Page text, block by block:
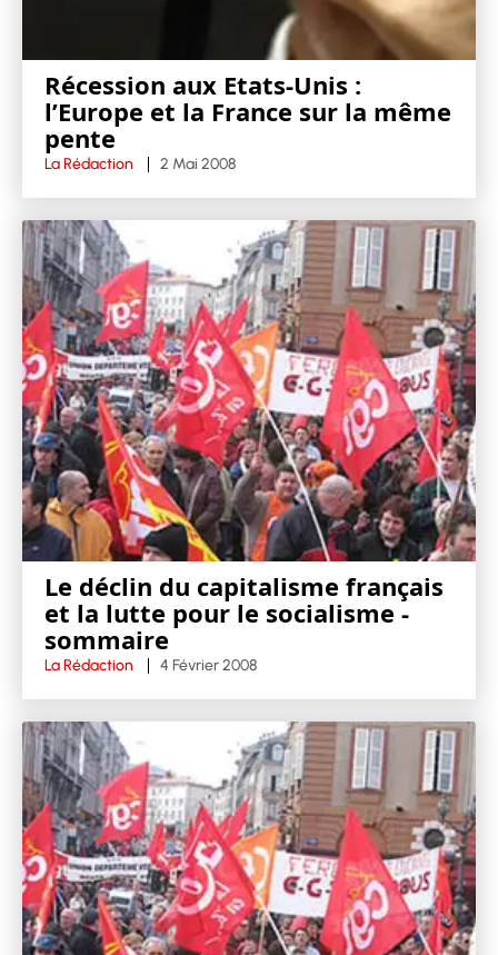
Récession aux Etats-Unis :
l’Europe et la France sur la même
pente
La Rédaction 2 Mai 2008
Le déclin du capitalisme français
et la lutte pour le socialisme -
sommaire
La Rédaction 4 Février 2008